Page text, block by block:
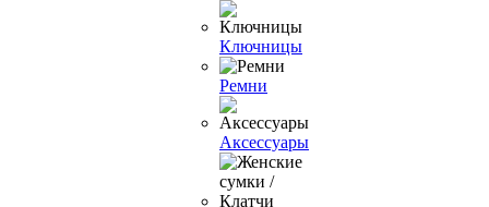
Ключницы
Ремни
Аксессуары